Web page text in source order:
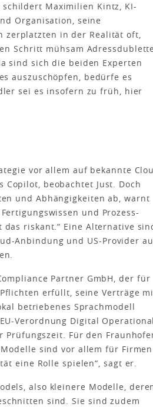
Maximilien Kintz, KI-
Organisation, seine
zerplatzten in der Realität oft,
Schritt mühsam
sind sich die beiden Experten
auszuschöpfen, bedürfe es
sei es insofern zu früh, hier
vor allem auf bekannte
Copilot, beobachtet Just. Doch
und Abhängigkeiten ab, warnt
und Prozess-
riskant.“ Eine Alternative
Anbindung und US-Provider
Partner GmbH, der für
erfüllt, seine Verträge
betriebenes Sprachmodell
Verordnung Digital Operational
Prüfungszeit. Für den
sind vor allem für Firmen
eine Rolle spielen“, sagt er.
also kleinere Modelle,
sind. Sie sind zudem